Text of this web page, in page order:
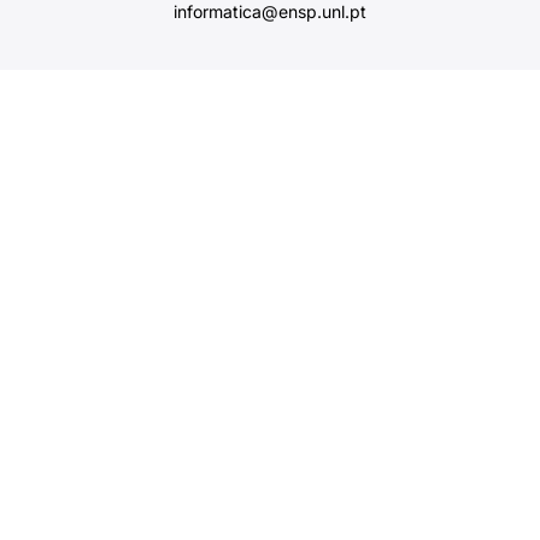
informatica@ensp.unl.pt